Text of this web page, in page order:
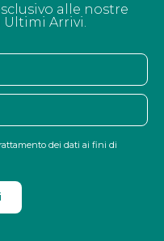
alle nostre
Arrivi.
dei dati ai fini di